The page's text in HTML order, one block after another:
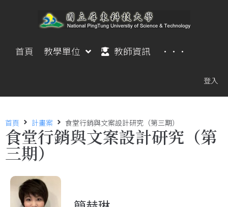
首頁 教學單位 教師資訊 ···
登入
首頁 計畫案 食堂行銷與文案設計研究（第三期）
食堂行銷與文案設計研究（第
三期）